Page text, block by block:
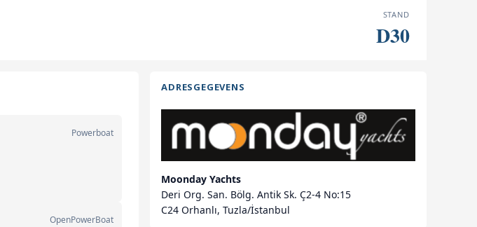
STAND
D30
Powerboat
OpenPowerBoat
ADRESGEGEVENS
Moonday Yachts
Deri Org. San. Bölg. Antik Sk. Ç2-4 No:15
C24 Orhanlı, Tuzla/İstanbul